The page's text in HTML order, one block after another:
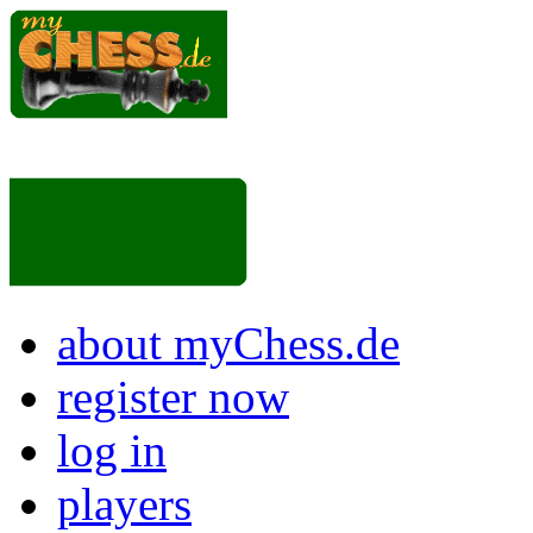
about myChess.de
register now
log in
players